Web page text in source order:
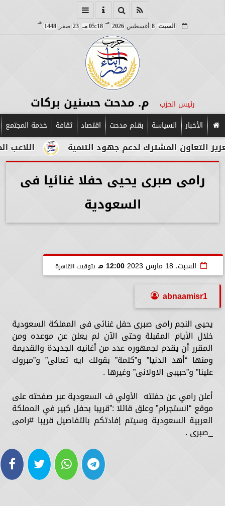
السبت 8 أغسطس 2026
مـ
05:18 مـ 23 صفر 1448
هـ
رئيس الحزب م. مدحت حسنين بركات
الأخبار السياسة بقلم مدحت اقتصاد ثقافة خدمة المجتمع
اللاعب المشترك لدعم جهود التنمية
رامى صبرى يحيى حفلا غنائيا فى
السعودية
السبت، 18 مارس 2023 12:00 مـ بتوقيت القاهرة
abnaamisr1
يحيى النجم رامى صبرى حفل غنائى فى المملكة السعودية
خلال الأيام المقبلة وحتى الآن لم يعلن عن موعده ومن
المقرر أن يقدم لجمهوره عدد من أغانيه الجديدة والقديمة
ومنها “أهد الدنيا” و”كلمة” بقولك ايه تعالى” و”مبروك
علينا” و”حبيبى الاولانى” وغيرها .
أعلن رامي عن حفلته الأولي ف السعودية عبر صفحته على
موقع “انستجرام” وعلق قائلا :”قريبا بحفل كبير في المملكة
العربية السعودية وسيتم إفادتكم بالتفاصيل قريبا #رامى
_صبرى .